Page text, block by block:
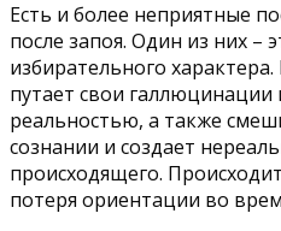
Есть и более неприятные
после запоя. Один из них –
избирательного
путает свои
реальностью, а также
сознании и создает
происходящего.
потеря ориентации во